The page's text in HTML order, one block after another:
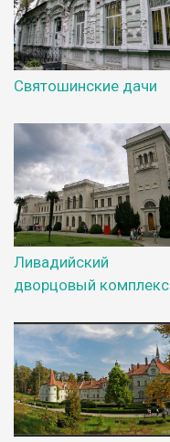
Святошинские дачи
Ливадийский
дворцовый комплекс